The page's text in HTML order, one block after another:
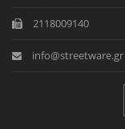
2118009140
info@streetware.gr